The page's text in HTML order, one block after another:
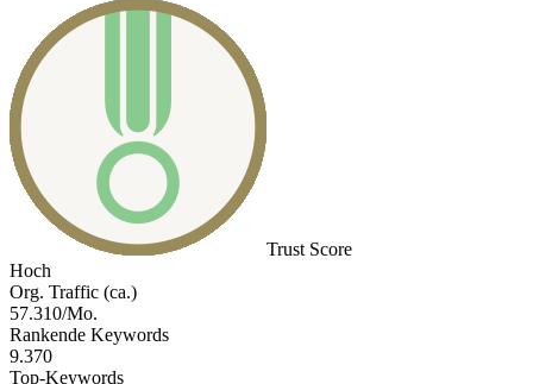
Trust Score
Hoch
Org. Traffic (ca.)
57.310/Mo.
Rankende Keywords
9.370
Top-Keywords